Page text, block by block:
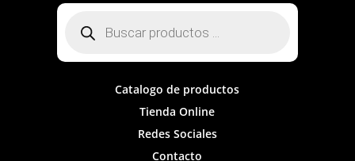
productos
Catalogo de productos
Tienda Online
Redes Sociales
Contacto